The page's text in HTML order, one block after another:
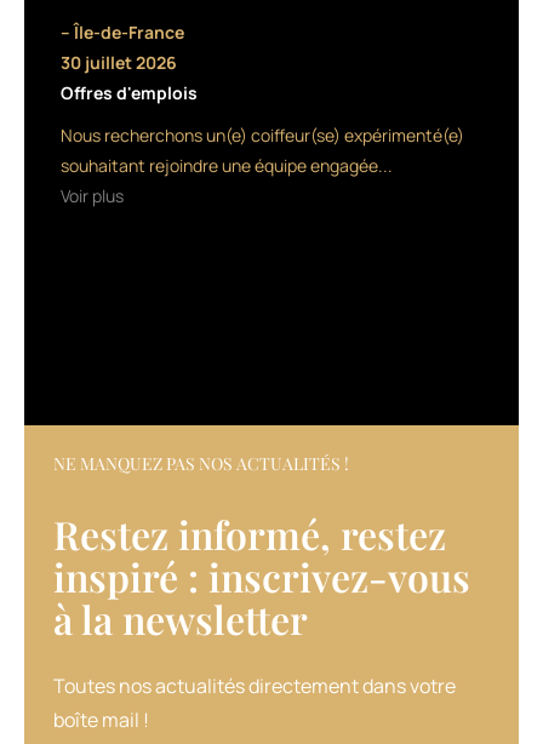
Stark)
mondialement
série
Game
est
intéressant
Turner
change
constamment
look
couleur
– Île-de-France
30 juillet 2026
Offres d'emplois
Nous recherchons un(e) coiffeur(se) expérimenté(e)
souhaitant rejoindre une équipe engagée...
Voir plus
NE MANQUEZ PAS NOS ACTUALITÉS !
Restez informé, restez
inspiré : inscrivez-vous
à la newsletter​
Toutes nos actualités directement dans votre
boîte mail !